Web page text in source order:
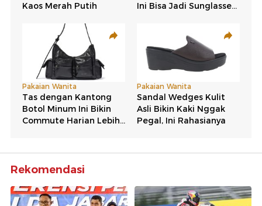
Rekomendasi